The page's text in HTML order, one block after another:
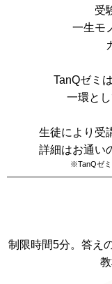
受
一生モ
TanQゼミは
一環と
生徒により受
詳細はお通い
※TanQゼミ
制限時間5分。答え